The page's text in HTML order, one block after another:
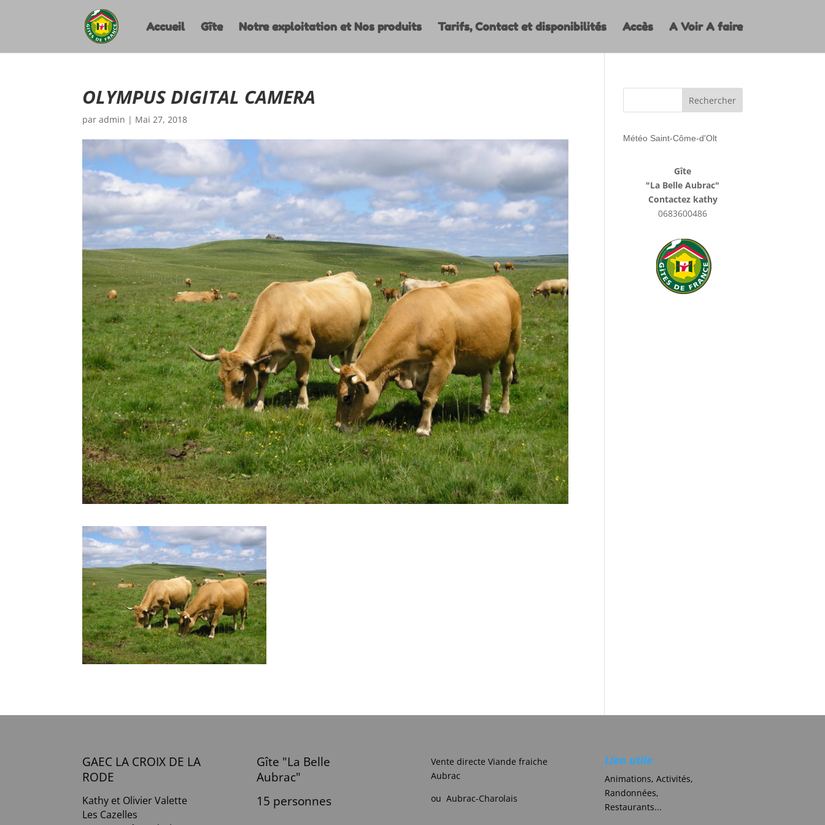
Accueil Gîte Notre exploitation et Nos produits Tarifs, Contact et disponibilités Accès A Voir A faire
OLYMPUS DIGITAL CAMERA
paradmin | Mai 27, 2018
Météo Saint-Côme-d'Olt
Gîte
"La Belle Aubrac"
Contactez kathy
0683600486
GAEC LA CROIX DE LA
RODE
Kathy et Olivier Valette
Les Cazelles
Gîte "La Belle
Aubrac"
15 personnes
Vente directe Viande fraiche
Aubrac
ou Aubrac-Charolais
Lien utile
Animations, Activités,
Randonnées,
Restaurants...